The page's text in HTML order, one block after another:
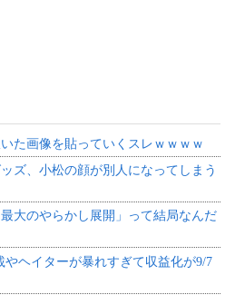
た画像を貼っていくスレｗｗｗｗ
ズ、小松の顔が別人になってしまう
大のやらかし展開」って結局なんだ
やヘイターが暴れすぎて収益化が9/7